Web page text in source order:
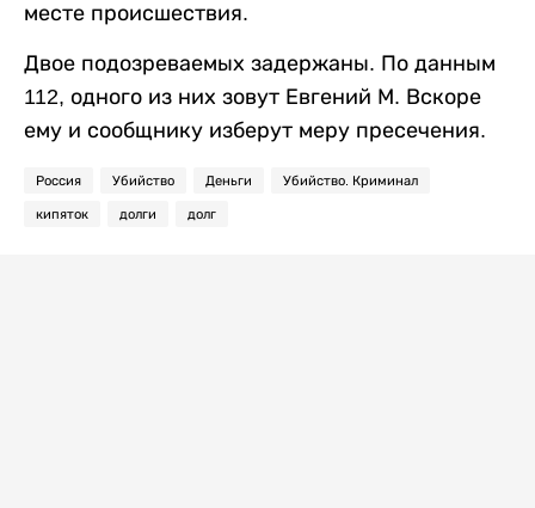
месте происшествия.
Двое подозреваемых задержаны. По данным
112, одного из них зовут Евгений М. Вскоре
ему и сообщнику изберут меру пресечения.
Россия Убийство Деньги Убийство. Криминал
кипяток долги долг